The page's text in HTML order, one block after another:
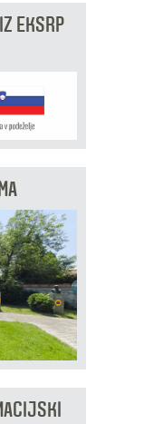
EKSRP